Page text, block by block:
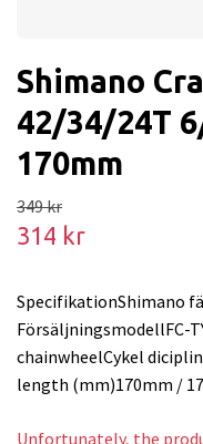
Shimano
42/34/24T
170mm
349 kr
314 kr
SpecifikationShimano
FörsäljningsmodellFC-
chainwheelCykel
length (mm)170mm /
Unfortunately, the